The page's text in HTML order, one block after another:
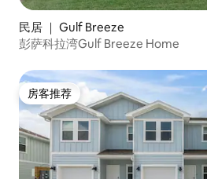
民居 ｜ Gulf Breeze
彭萨科拉湾Gulf Breeze Home
房客推荐
房客推荐